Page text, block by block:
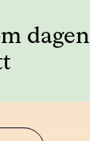
dagen